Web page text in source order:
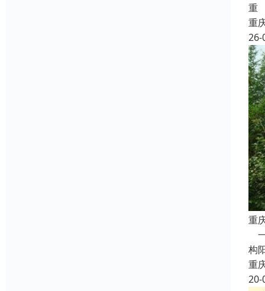
重
重
26-
重
构
重
20-